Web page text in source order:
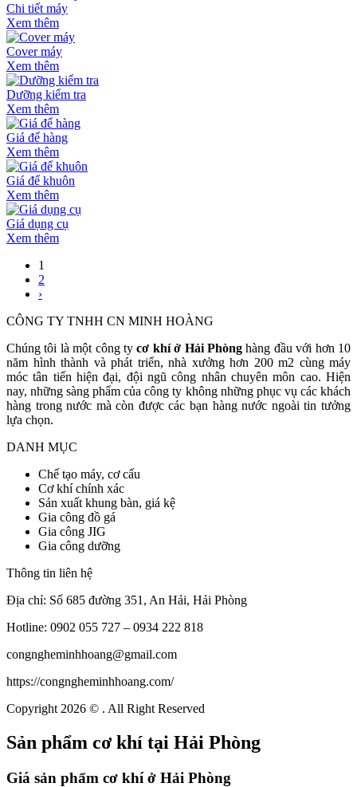
Chi tiết máy
Xem thêm
Cover máy
Xem thêm
Dưỡng kiểm tra
Xem thêm
Giá để hàng
Xem thêm
Giá để khuôn
Xem thêm
Giá dụng cụ
Xem thêm
1
2
›
CÔNG TY TNHH CN MINH HOÀNG
Chúng tôi là một công tycơ khí ở Hải Phòng hàng đầu với hơn 10
năm hình thành và phát triển, nhà xưởng hơn 200 m2 cùng máy
móc tân tiến hiện đại, đội ngũ công nhân chuyên môn cao. Hiện
nay, những sàng phẩm của công ty không những phục vụ các khách
hàng trong nước mà còn được các bạn hàng nước ngoài tin tưởng
lựa chọn.
DANH MỤC
Chế tạo máy, cơ cấu
Cơ khí chính xác
Sản xuất khung bàn, giá kệ
Gia công đồ gá
Gia công JIG
Gia công dưỡng
Thông tin liên hệ
Địa chỉ: Số 685 đường 351, An Hải, Hải Phòng
Hotline: 0902 055 727 – 0934 222 818
congngheminhhoang@gmail.com
https://congngheminhhoang.com/
Copyright 2026 © . All Right Reserved
Sản phẩm cơ khí tại Hải Phòng
Giá sản phẩm cơ khí ở Hải Phòng